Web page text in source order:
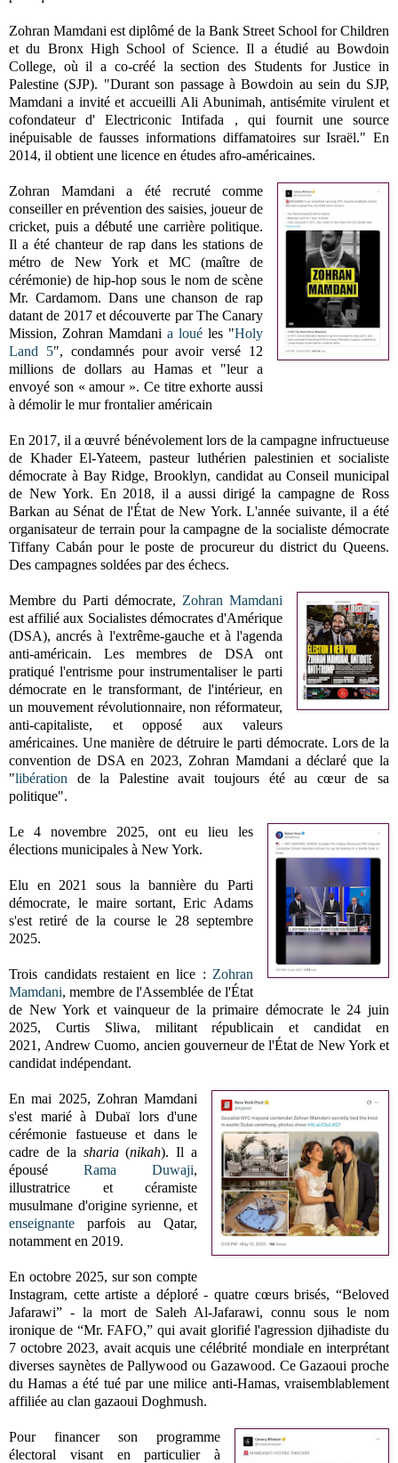
Zohran Mamdani est diplômé de la Bank Street School for Children
et du Bronx High School of Science. Il a étudié au Bowdoin
College, où il a co-créé la section des Students for Justice in
Palestine (SJP). "Durant son passage à Bowdoin au sein du SJP,
Mamdani a invité et accueilli Ali Abunimah, antisémite virulent et
cofondateur d' Electriconic Intifada , qui fournit une source
inépuisable de fausses informations diffamatoires sur Israël." En
2014, il obtient une licence en études afro-américaines.
Zohran Mamdani a été recruté comme
conseiller en prévention des saisies, joueur de
cricket, puis a débuté une carrière politique.
Il a été chanteur de rap dans les stations de
métro de New York et MC (maître de
cérémonie) de hip-hop sous le nom de scène
Mr. Cardamom. Dans une chanson de rap
datant de 2017 et découverte par The Canary
Mission, Zohran Mamdania loué les "Holy
Land 5", condamnés pour avoir versé 12
millions de dollars au Hamas et "leur a
envoyé son « amour ». Ce titre exhorte aussi
à démolir le mur frontalier américain
En 2017, il a œuvré bénévolement lors de la campagne infructueuse
de Khader El-Yateem, pasteur luthérien palestinien et socialiste
démocrate à Bay Ridge, Brooklyn, candidat au Conseil municipal
de New York. En 2018, il a aussi dirigé la campagne de Ross
Barkan au Sénat de l'État de New York. L'année suivante, il a été
organisateur de terrain pour la campagne de la socialiste démocrate
Tiffany Cabán pour le poste de procureur du district du Queens.
Des campagnes soldées par des échecs.
Membre du Parti démocrate, Zohran Mamdani
estaffilié aux Socialistes démocrates d'Amérique
(DSA), ancrés à l'extrême-gauche et à l'agenda
anti-américain. Les membres de DSA ont
pratiqué l'entrisme pour instrumentaliser le parti
démocrate en le transformant, de l'intérieur, en
un mouvement révolutionnaire, non réformateur,
anti-capitaliste, et opposé aux valeurs
américaines. Une manière de détruire le parti démocrate. Lors de la
convention de DSA en 2023, Zohran Mamdani a déclaré que la
"libération de la Palestine avait toujours été au cœur de sa
politique".
Le 4 novembre 2025, ont eu lieu les
élections municipales à New York.
Elu en 2021 sous la bannière du Parti
démocrate, le maire sortant, Eric Adams
s'est retiré de la course le 28 septembre
2025.
Trois candidats restaient en lice : Zohran
Mamdani,membre de l'Assemblée de l'État
de New York et vainqueur de la primaire démocrate le 24 juin
2025, Curtis Sliwa, militant républicain et candidat en
2021, Andrew Cuomo, ancien gouverneur de l'État de New York et
candidat indépendant.
En mai 2025, Zohran Mamdani
s'est marié à Dubaï lors d'une
cérémonie fastueuse et dans le
cadre de la sharia(nikah). Il a
épouséRama Duwaji,
illustratrice et céramiste
musulmane d'origine syrienne, et
enseignante parfois au Qatar,
notamment en 2019.
En octobre 2025, sur son compte
Instagram, cette artiste a déploré - quatre cœurs brisés, “Beloved
Jafarawi” - la mort de Saleh Al-Jafarawi, connu sous le nom
ironique de “Mr. FAFO,” qui avait glorifié l'agression djihadiste du
7 octobre 2023, avait acquis une célébrité mondiale en interprétant
diverses saynètes de Pallywood ou Gazawood. Ce Gazaoui proche
du Hamas a été tué par une milice anti-Hamas, vraisemblablement
affiliée au clan gazaoui Doghmush.
Pour financer son programme
électoral visant en particulier à